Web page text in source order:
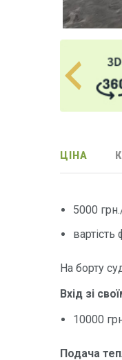
ЦІНА
5000
На борту
Вхід зі
10000
Подача